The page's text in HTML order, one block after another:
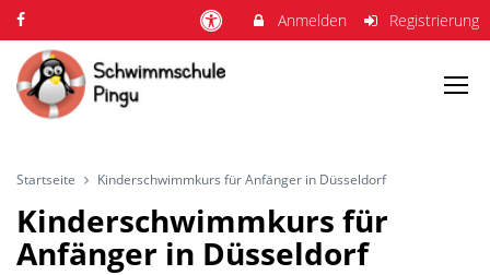
Anmelden Registrierung
Startseite Kinderschwimmkurs für Anfänger in Düsseldorf
Kinderschwimmkurs für
Anfänger in Düsseldorf